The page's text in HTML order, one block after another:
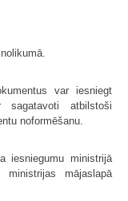
var iesniegt
atbilstoši
noformēšanu.
iesniegumu ministrijā
mājaslapā